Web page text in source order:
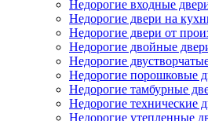
Недорогие входные
Недорогие двери на
Недорогие двери от
Недорогие двойные
Недорогие
Недорогие порошковые
Недорогие тамбурные
Недорогие технические
Недорогие утепленные